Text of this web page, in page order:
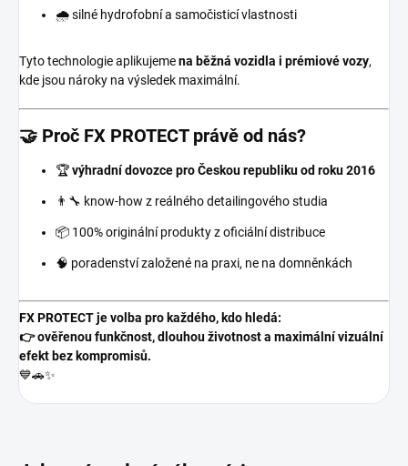
🌧️ silné hydrofobní a samočisticí vlastnosti
Tyto technologie aplikujemena běžná vozidla i prémiové vozy,
kde jsou nároky na výsledek maximální.
🤝 Proč FX PROTECT právě od nás?
🏆výhradní dovozce pro Českou republiku od roku 2016
👨‍🔧 know-how z reálného detailingového studia
📦 100% originální produkty z oficiální distribuce
🧠 poradenství založené na praxi, ne na domněnkách
FX PROTECT je volba pro každého, kdo hledá:
👉 ověřenou funkčnost, dlouhou životnost a maximální vizuální
efekt bez kompromisů.
💙🚗✨